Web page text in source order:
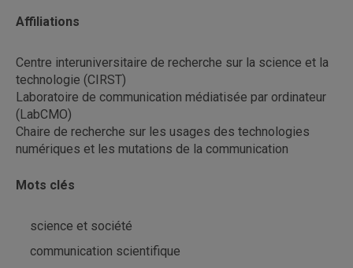
Affiliations
Centre interuniversitaire de recherche sur la science et la
technologie (CIRST)
Laboratoire de communication médiatisée par ordinateur
(LabCMO)
Chaire de recherche sur les usages des technologies
numériques et les mutations de la communication
Mots clés
science et société
communication scientifique